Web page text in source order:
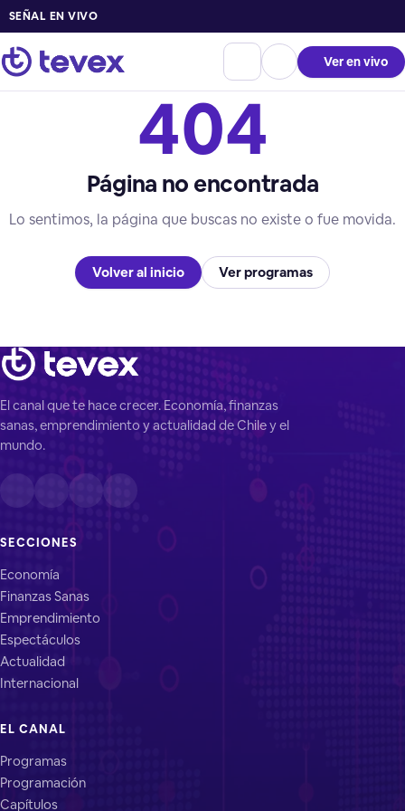
SEÑAL EN VIVO
Ver en vivo
404
Página no encontrada
Lo sentimos, la página que buscas no existe o fue movida.
Volver al inicio Ver programas
El canal que te hace crecer. Economía, finanzas
sanas, emprendimiento y actualidad de Chile y el
mundo.
SECCIONES
Economía
Finanzas Sanas
Emprendimiento
Espectáculos
Actualidad
Internacional
EL CANAL
Programas
Programación
Capítulos